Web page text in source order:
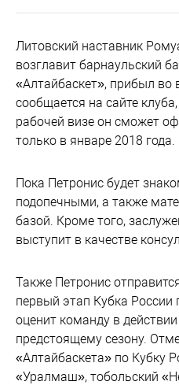
Литовский наставник
возглавит барнаульский
«Алтайбаскет», прибыл во
сообщается на сайте
рабочей визе он сможет
только в январе 2018 года.
Пока Петронис будет
подопечными, а также
базой. Кроме того,
выступит в качестве
Также Петронис
первый этап Кубка России
оценит команду в
предстоящему сезону.
«Алтайбаскета» по Кубку
«Уралмаш», тобольский